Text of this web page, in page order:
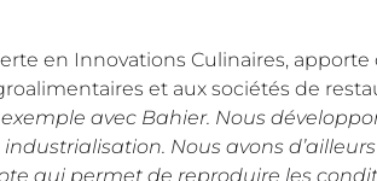
en Innovations Culinaires,
et aux sociétés de
avec Bahier. Nous
Nous avons
qui permet de reproduire les